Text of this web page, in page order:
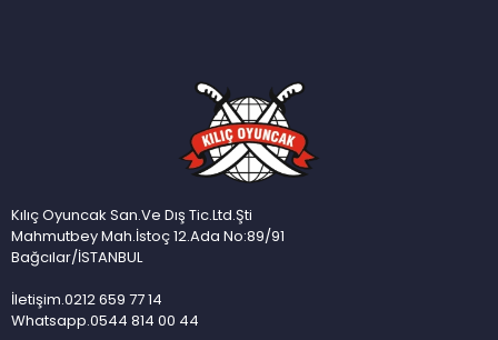
Kılıç Oyuncak San.Ve Dış Tic.Ltd.Şti
Mahmutbey Mah.İstoç 12.Ada No:89/91
Bağcılar/İSTANBUL
İletişim.0212 659 77 14
Whatsapp.0544 814 00 44